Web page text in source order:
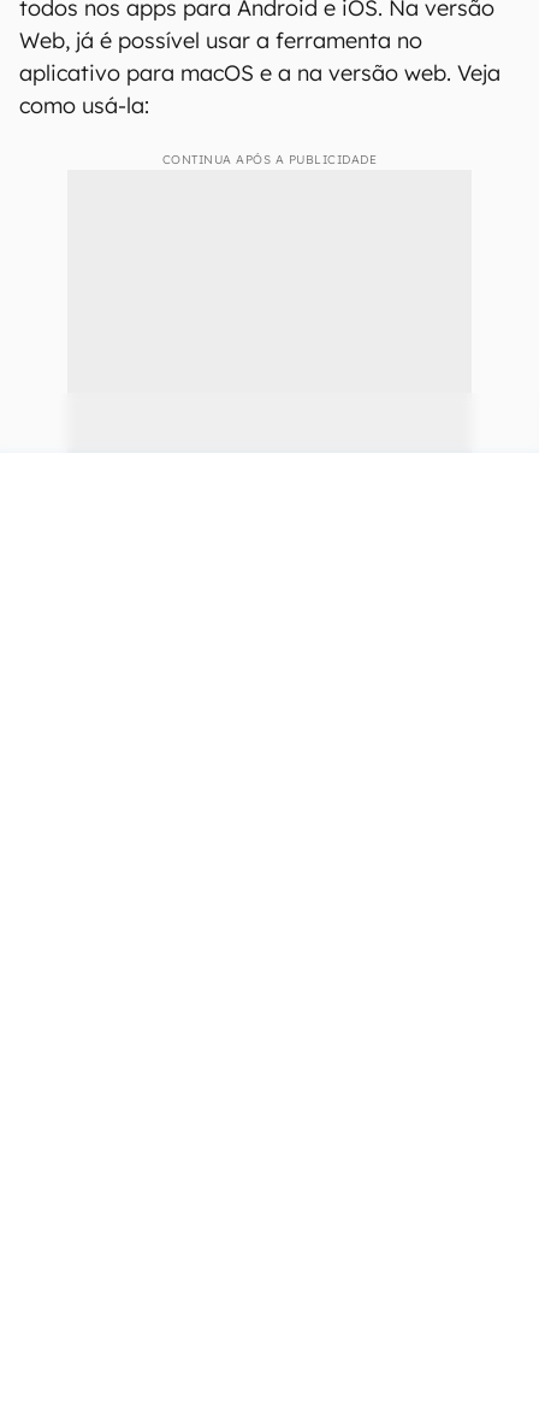
todos nos apps para Android e iOS. Na versão
Web, já é possível usar a ferramenta no
aplicativo para macOS e a na versão web. Veja
como usá-la:
CONTINUA APÓS A PUBLICIDADE